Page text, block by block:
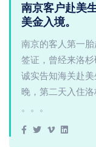
南京客户赴美
美金入境。
南京的客人第一
签证，曾经来洛
诚实告知海关赴
晚，第二天入住
。。。